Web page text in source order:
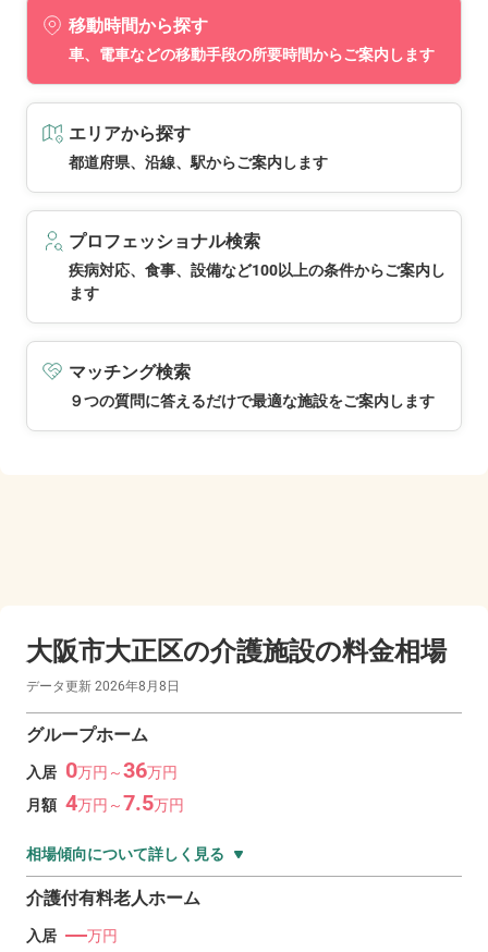
移動時間から探す
車、電車などの移動手段の所要時間からご案内します
エリアから探す
都道府県、沿線、駅からご案内します
プロフェッショナル検索
疾病対応、食事、設備など100以上の条件からご案内し
ます
マッチング検索
９つの質問に答えるだけで最適な施設をご案内します
大阪市大正区の介護施設の料金相場
データ更新 2026年8月8日
グループホーム
入居 0万円～36万円
月額 4万円～7.5万円
相場傾向について詳しく見る
介護付有料老人ホーム
入居 ―万円